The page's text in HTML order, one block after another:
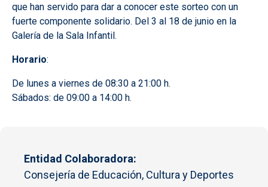
que han servido para dar a conocer este sorteo con un
fuerte componente solidario. Del 3 al 18 de junio en la
Galería de la Sala Infantil.
Horario:
De lunes a viernes de 08:30 a 21:00 h.
Sábados: de 09:00 a 14:00 h.
Entidad Colaboradora
Consejería de Educación, Cultura y Deportes